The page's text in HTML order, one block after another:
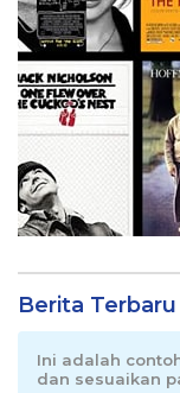
Berita Terbaru
Ini adalah
dan sesuaikan